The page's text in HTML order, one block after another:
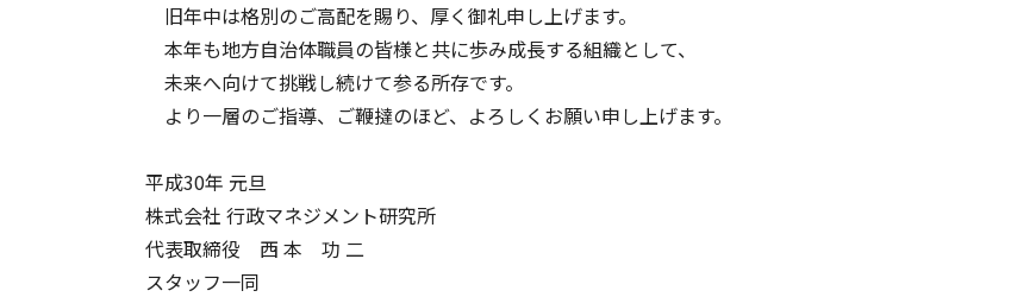
旧年中は格別のご高配を賜り、厚く御礼申し上げます。
本年も地方自治体職員の皆様と共に歩み成長する組織として、
未来へ向けて挑戦し続けて参る所存です。
より一層のご指導、ご鞭撻のほど、よろしくお願い申し上げます。
平成30年 元旦
株式会社 行政マネジメント研究所
代表取締役 西 本 功 二
スタッフ一同